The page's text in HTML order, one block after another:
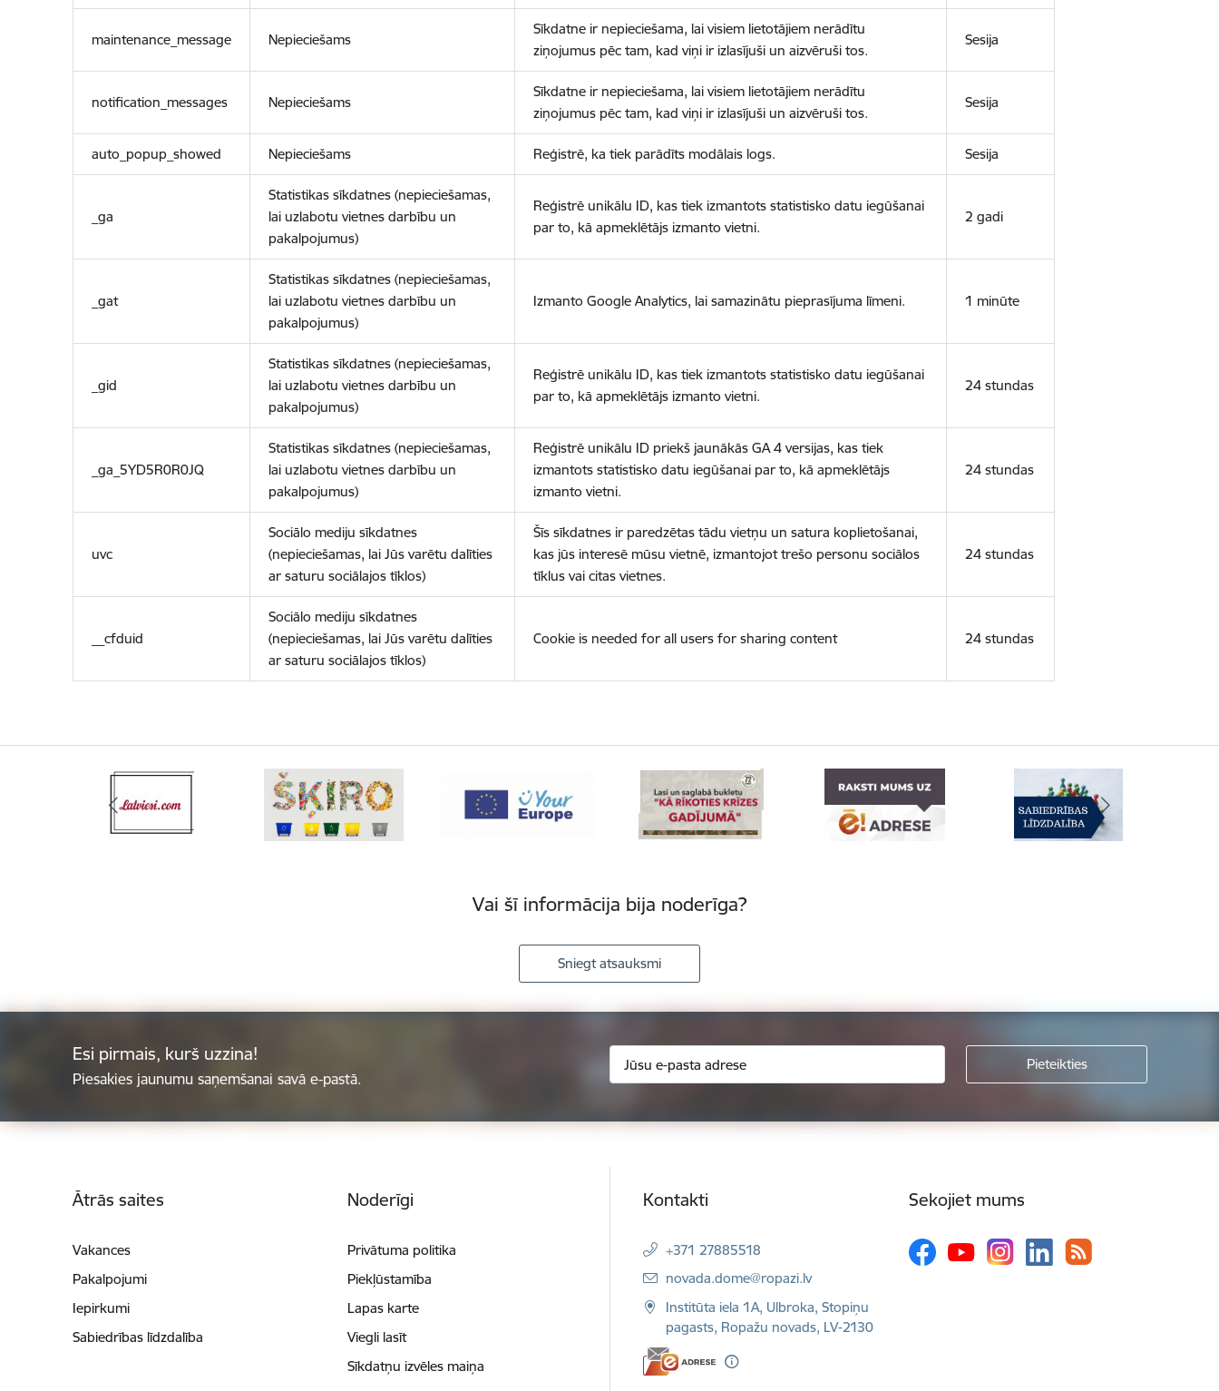
maintenance_message Nepieciešams
Sīkdatne ir nepieciešama, lai visiem lietotājiem nerādītu
ziņojumus pēc tam, kad viņi ir izlasījuši un aizvēruši tos.
Sesija
notification_messages Nepieciešams
Sīkdatne ir nepieciešama, lai visiem lietotājiem nerādītu
ziņojumus pēc tam, kad viņi ir izlasījuši un aizvēruši tos.
Sesija
auto_popup_showed Nepieciešams Reģistrē, ka tiek parādīts modālais logs. Sesija
_ga
Statistikas sīkdatnes (nepieciešamas,
lai uzlabotu vietnes darbību un
pakalpojumus)
Reģistrē unikālu ID, kas tiek izmantots statistisko datu iegūšanai
par to, kā apmeklētājs izmanto vietni.
2 gadi
_gat
Statistikas sīkdatnes (nepieciešamas,
lai uzlabotu vietnes darbību un
pakalpojumus)
Izmanto Google Analytics, lai samazinātu pieprasījuma līmeni. 1 minūte
_gid
Statistikas sīkdatnes (nepieciešamas,
lai uzlabotu vietnes darbību un
pakalpojumus)
Reģistrē unikālu ID, kas tiek izmantots statistisko datu iegūšanai
par to, kā apmeklētājs izmanto vietni.
24 stundas
_ga_5YD5R0R0JQ
Statistikas sīkdatnes (nepieciešamas,
lai uzlabotu vietnes darbību un
pakalpojumus)
Reģistrē unikālu ID priekš jaunākās GA 4 versijas, kas tiek
izmantots statistisko datu iegūšanai par to, kā apmeklētājs
izmanto vietni.
24 stundas
uvc
Sociālo mediju sīkdatnes
(nepieciešamas, lai Jūs varētu dalīties
ar saturu sociālajos tīklos)
Šīs sīkdatnes ir paredzētas tādu vietņu un satura koplietošanai,
kas jūs interesē mūsu vietnē, izmantojot trešo personu sociālos
tīklus vai citas vietnes.
24 stundas
__cfduid
Sociālo mediju sīkdatnes
(nepieciešamas, lai Jūs varētu dalīties
ar saturu sociālajos tīklos)
Cookie is needed for all users for sharing content 24 stundas
Vai šī informācija bija noderīga?
Sniegt atsauksmi
Esi pirmais, kurš uzzina!
Piesakies jaunumu saņemšanai savā e-pastā.
Ātrās saites
Vakances
Pakalpojumi
Iepirkumi
Sabiedrības līdzdalība
Noderīgi
Privātuma politika
Piekļūstamība
Lapas karte
Viegli lasīt
Sīkdatņu izvēles maiņa
Kontakti
+371 27885518
E-pasts:
novada.dome@ropazi.lv
Institūta iela 1A, Ulbroka, Stopiņu
pagasts, Ropažu novads, LV-2130
Sekojiet mums